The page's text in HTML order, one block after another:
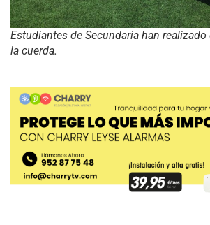
Estudiantes de Secundaria han
la cuerda.